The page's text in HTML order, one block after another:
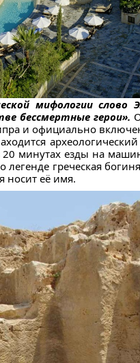
мифологии слово
бессмертные герои».
и официально
минутах езды на
греческая
носит её имя.